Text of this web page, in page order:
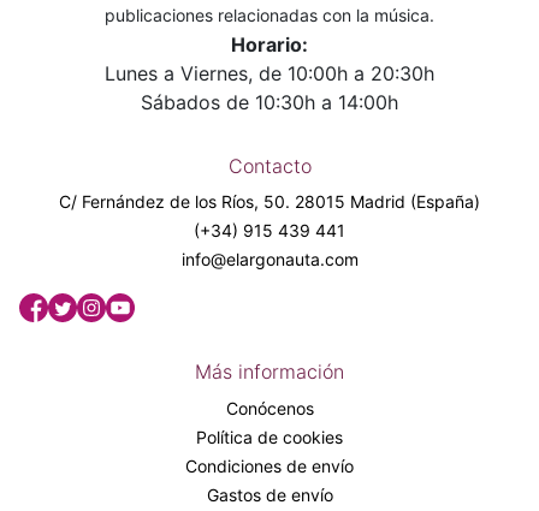
publicaciones relacionadas con la música.
Horario:
Lunes a Viernes, de 10:00h a 20:30h
Sábados de 10:30h a 14:00h
Contacto
C/ Fernández de los Ríos, 50. 28015 Madrid (España)
(+34) 915 439 441
info@elargonauta.com
Más información
Conócenos
Política de cookies
Condiciones de envío
Gastos de envío